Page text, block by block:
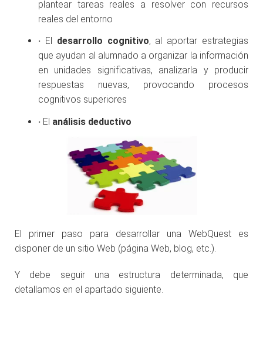
plantear tareas reales a resolver con recursos
reales del entorno
· El desarrollo cognitivo, al aportar estrategias
que ayudan al alumnado a organizar la información
en unidades significativas, analizarla y producir
respuestas nuevas, provocando procesos
cognitivos superiores
· El análisis deductivo
El primer paso para desarrollar una WebQuest es
disponer de un sitio Web (página Web, blog, etc.).
Y debe seguir una estructura determinada, que
detallamos en el apartado siguiente.